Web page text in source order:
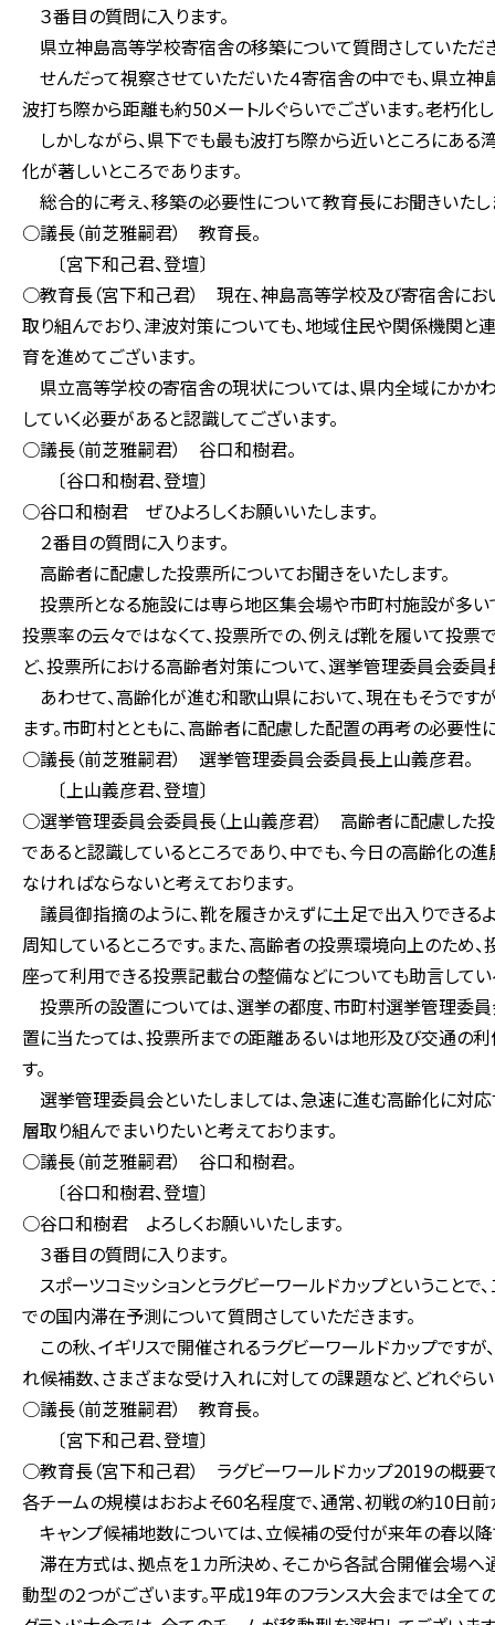
３番目の質問に入ります。
県立神島高等学校寄宿舎の移築について質問さしていただ
せんだって視察させていただいた４寄宿舎の中でも、県立神
波打ち際から距離も約50メートルぐらいでございます。老朽
しかしながら、県下でも最も波打ち際から近いところにある
化が著しいところであります。
総合的に考え、移築の必要性について教育長にお聞きいたし
○議長（前芝雅嗣君） 教育長。
〔宮下和己君、登壇〕
○教育長（宮下和己君） 現在、神島高等学校及び寄宿舎にお
取り組んでおり、津波対策についても、地域住民や関係機関
育を進めてございます。
県立高等学校の寄宿舎の現状については、県内全域にかか
していく必要があると認識してございます。
○議長（前芝雅嗣君） 谷口和樹君。
〔谷口和樹君、登壇〕
○谷口和樹君 ぜひよろしくお願いいたします。
２番目の質問に入ります。
高齢者に配慮した投票所についてお聞きをいたします。
投票所となる施設には専ら地区集会場や市町村施設が多い
投票率の云々ではなくて、投票所での、例えば靴を履いて投
ど、投票所における高齢者対策について、選挙管理委員会委員
あわせて、高齢化が進む和歌山県において、現在もそうで
ます。市町村とともに、高齢者に配慮した配置の再考の必要
○議長（前芝雅嗣君） 選挙管理委員会委員長上山義彦君。
〔上山義彦君、登壇〕
○選挙管理委員会委員長（上山義彦君） 高齢者に配慮した
であると認識しているところであり、中でも、今日の高齢化の
なければならないと考えております。
議員御指摘のように、靴を履きかえずに土足で出入りでき
周知しているところです。また、高齢者の投票環境向上のた
座って利用できる投票記載台の整備などについても助言してい
投票所の設置については、選挙の都度、市町村選挙管理委
置に当たっては、投票所までの距離あるいは地形及び交通の
す。
選挙管理委員会といたしましては、急速に進む高齢化に対
層取り組んでまいりたいと考えております。
○議長（前芝雅嗣君） 谷口和樹君。
〔谷口和樹君、登壇〕
○谷口和樹君 よろしくお願いいたします。
３番目の質問に入ります。
スポーツコミッションとラグビーワールドカップということ
での国内滞在予測について質問さしていただきます。
この秋、イギリスで開催されるラグビーワールドカップです
れ候補数、さまざまな受け入れに対しての課題など、どれぐら
○議長（前芝雅嗣君） 教育長。
〔宮下和己君、登壇〕
○教育長（宮下和己君） ラグビーワールドカップ2019の概要
各チームの規模はおおよそ60名程度で、通常、初戦の約10日前
キャンプ候補地数については、立候補の受付が来年の春以降
滞在方式は、拠点を１カ所決め、そこから各試合開催会場
動型の２つがございます。平成19年のフランス大会までは全